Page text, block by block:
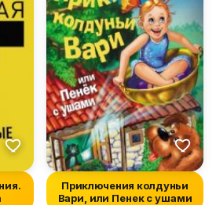
Приключения колдуньи
Вари, или Пенек с ушами